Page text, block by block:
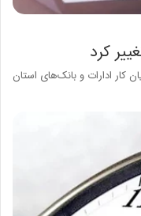
کرد
کار ادارات و بانک‌های استان